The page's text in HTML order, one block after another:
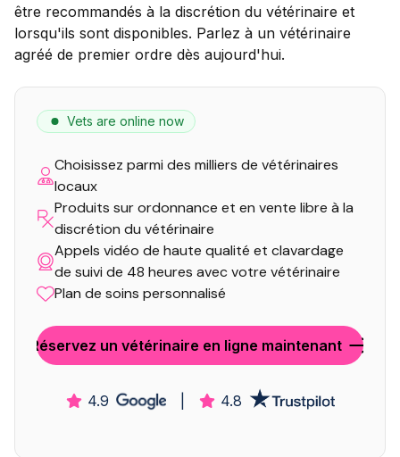
être recommandés à la discrétion du vétérinaire et
lorsqu'ils sont disponibles. Parlez à un vétérinaire
agréé de premier ordre dès aujourd'hui.
Vets are online now
Choisissez parmi des milliers de vétérinaires
locaux
Produits sur ordonnance et en vente libre à la
discrétion du vétérinaire
Appels vidéo de haute qualité et clavardage
de suivi de 48 heures avec votre vétérinaire
Plan de soins personnalisé
Réservez un vétérinaire en ligne maintenant
4.9 4.8